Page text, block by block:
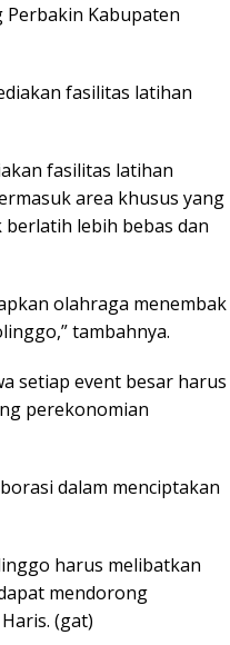
Kabupaten
fasilitas latihan
fasilitas latihan
area khusus yang
lebih bebas dan
olahraga menembak
tambahnya.
setiap event besar harus
perekonomian
dalam menciptakan
harus melibatkan
mendorong
(gat)